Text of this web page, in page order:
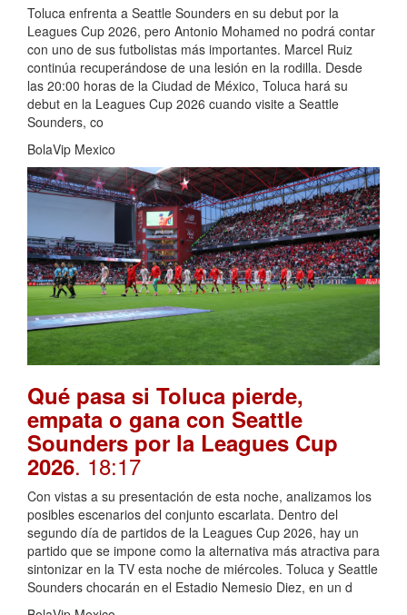
Toluca enfrenta a Seattle Sounders en su debut por la
Leagues Cup 2026, pero Antonio Mohamed no podrá contar
con uno de sus futbolistas más importantes. Marcel Ruiz
continúa recuperándose de una lesión en la rodilla. Desde
las 20:00 horas de la Ciudad de México, Toluca hará su
debut en la Leagues Cup 2026 cuando visite a Seattle
Sounders, co
BolaVip Mexico
Qué pasa si Toluca pierde,
empata o gana con Seattle
Sounders por la Leagues Cup
2026. 18:17
Con vistas a su presentación de esta noche, analizamos los
posibles escenarios del conjunto escarlata. Dentro del
segundo día de partidos de la Leagues Cup 2026, hay un
partido que se impone como la alternativa más atractiva para
sintonizar en la TV esta noche de miércoles. Toluca y Seattle
Sounders chocarán en el Estadio Nemesio Diez, en un d